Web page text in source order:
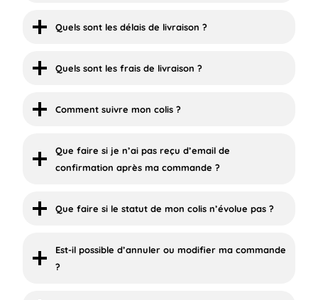
Quels sont les délais de livraison ?
Quels sont les frais de livraison ?
Comment suivre mon colis ?
Que faire si je n’ai pas reçu d’email de
confirmation après ma commande ?
Que faire si le statut de mon colis n’évolue pas ?
Est-il possible d’annuler ou modifier ma commande
?